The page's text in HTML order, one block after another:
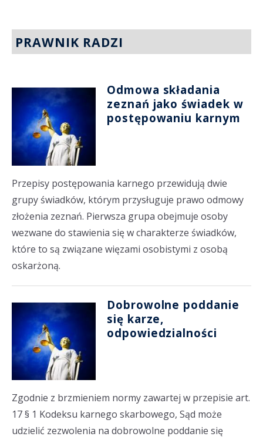
PRAWNIK RADZI
Odmowa składania
zeznań jako świadek w
postępowaniu karnym
Przepisy postępowania karnego przewidują dwie
grupy świadków, którym przysługuje prawo odmowy
złożenia zeznań. Pierwsza grupa obejmuje osoby
wezwane do stawienia się w charakterze świadków,
które to są związane więzami osobistymi z osobą
oskarżoną.
Dobrowolne poddanie
się karze,
odpowiedzialności
Zgodnie z brzmieniem normy zawartej w przepisie art.
17 § 1 Kodeksu karnego skarbowego, Sąd może
udzielić zezwolenia na dobrowolne poddanie się